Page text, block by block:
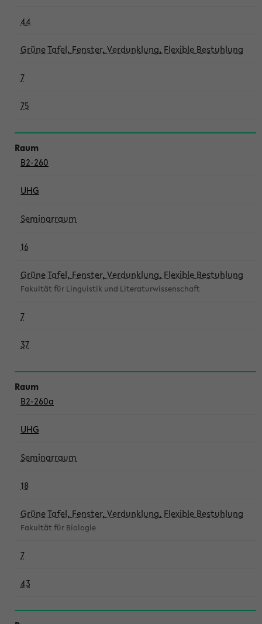
44
Grüne Tafel, Fenster, Verdunklung, Flexible Bestuhlung
7
75
B2-260
UHG
Seminarraum
16
Grüne Tafel, Fenster, Verdunklung, Flexible Bestuhlung
Fakultät für Linguistik und Literaturwissenschaft
7
37
B2-260a
UHG
Seminarraum
18
Grüne Tafel, Fenster, Verdunklung, Flexible Bestuhlung
Fakultät für Biologie
7
43